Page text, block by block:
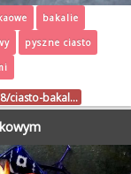
bakalie
pyszne ciasto
ciasto-bakal…